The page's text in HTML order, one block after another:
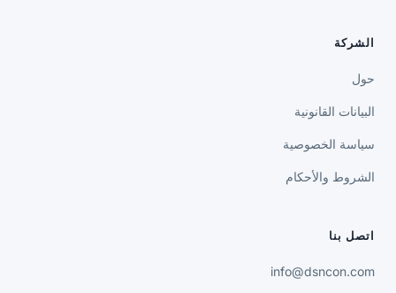
الشركة
حول
البيانات القانونية
سياسة الخصوصية
الشروط والأحكام
اتصل بنا
info@dsncon.com